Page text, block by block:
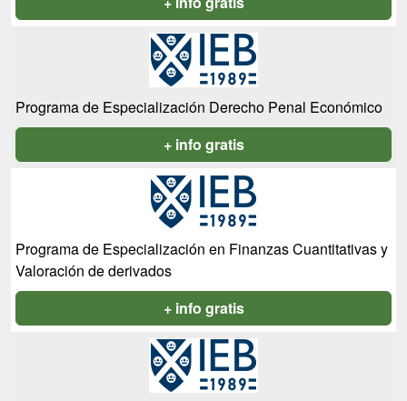
Programa de Especialización Derecho Penal Económico
+ info gratis
Programa de Especialización en Finanzas Cuantitativas y
Valoración de derivados
+ info gratis